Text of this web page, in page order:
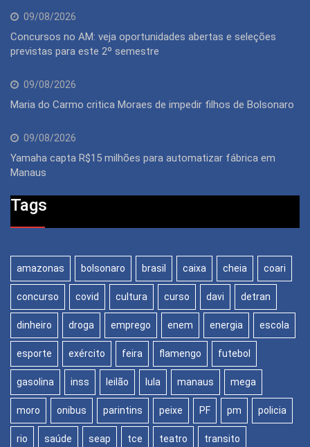
09/08/2026
Concursos no AM: veja oportunidades abertas e seleções
previstas para este 2º semestre
09/08/2026
Maria do Carmo critica Moraes de impedir filhos de Bolsonaro
09/08/2026
Yamaha capta R$15 milhões para automatizar fábrica em
Manaus
Tags
amazonas bolsonaro brasil caixa cheia coari
concurso covid cultura curso davi detran
dinheiro droga emprego enem energia escola
esporte exército feira flamengo futebol
gasolina inss leilão lula manaus mega
moro onibus parintins peixe PF pm policia
rio saúde seap tce teatro transito